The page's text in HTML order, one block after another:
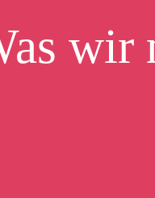
wir